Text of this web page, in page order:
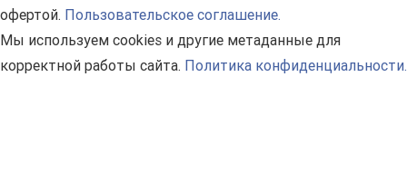
офертой. Пользовательское соглашение.
Мы используем cookies и другие метаданные для
корректной работы сайта. Политика конфиденциальности.